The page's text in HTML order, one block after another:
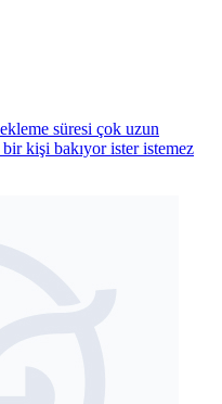
süresi çok uzun
kişi bakıyor ister istemez